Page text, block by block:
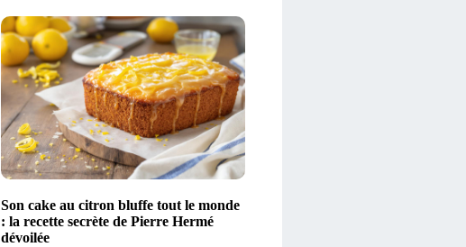
Son cake au citron bluffe tout le monde
: la recette secrète de Pierre Hermé
dévoilée